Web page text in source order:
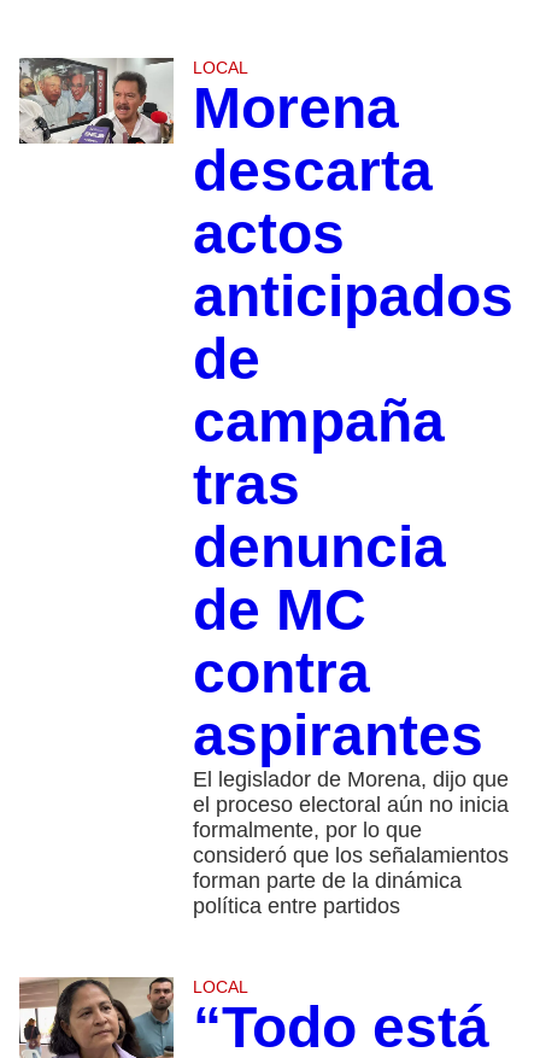
LOCAL
Morena
descarta
actos
anticipados
de
campaña
tras
denuncia
de MC
contra
aspirantes
El legislador de Morena, dijo que
el proceso electoral aún no inicia
formalmente, por lo que
consideró que los señalamientos
forman parte de la dinámica
política entre partidos
LOCAL
“Todo está